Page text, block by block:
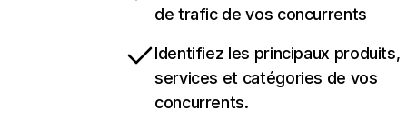
de trafic de vos concurrents
Identifiez les principaux produits,
services et catégories de vos
concurrents.